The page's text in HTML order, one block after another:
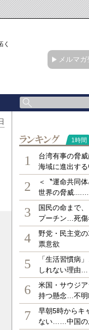
く
メルマガ
Jリーグの〝存在価値〟を語っ
1時間
1
台湾有事の脅
海域に進出する
2
＜〝運命共同
世界の脅威....…
3
国民の命まで
プーチン…死傷
4
野党・民主党
票意欲
5
「生活習慣病
しれない理由…
6
米国・サウジ
持つ懸念…不明
7
早朝5時からキ
ない……中国の